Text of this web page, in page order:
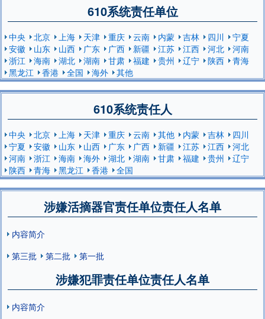
610系统责任单位
中央 北京 上海 天津 重庆 云南 内蒙 吉林 四川
宁夏
安徽
山东 山西 广东 广西 新疆 江苏 江西 河北
河南
浙江
海南 湖北 湖南 甘肃 福建 贵州 辽宁 陕西
青海
黑龙江
香港 全国 海外 其他
610系统责任人
中央 北京 上海 天津 重庆 云南 其他 内蒙 吉林
四川
宁夏
安徽 山东 山西 广东 广西 新疆 江苏 江西
河北
河南
浙江 海南 海外 湖北 湖南 甘肃 福建 贵州
辽宁
陕西
青海 黑龙江 香港 全国
涉嫌活摘器官责任单位责任人名单
内容简介
第三批
第二批 第一批
涉嫌犯罪责任单位责任人名单
内容简介